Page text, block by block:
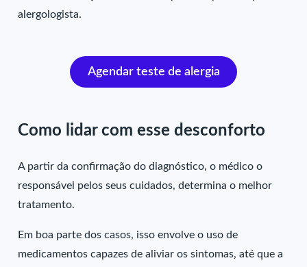
alergologista.
Agendar teste de alergia
Como lidar com esse desconforto
A partir da confirmação do diagnóstico, o médico o
responsável pelos seus cuidados, determina o melhor
tratamento.
Em boa parte dos casos, isso envolve o uso de
medicamentos capazes de aliviar os sintomas, até que a